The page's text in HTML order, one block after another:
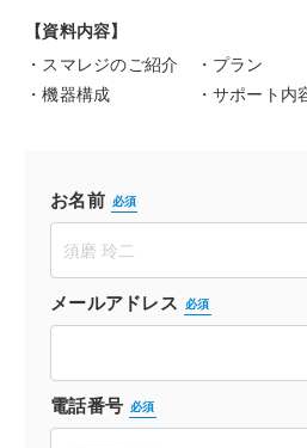
【資料内容】
・スマレジのご紹介
・機器構成
・プラン
・サポート内
お名前 必須
メールアドレス 必須
電話番号 必須